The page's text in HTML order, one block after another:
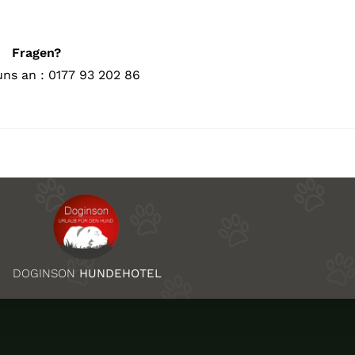
Fragen?
an : 0177 93 202 86
DOGINSON HUNDEHOTEL